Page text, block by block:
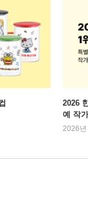
2026
예 작가
2026년